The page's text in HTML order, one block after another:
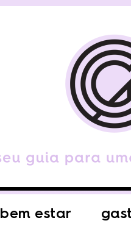
bem estar